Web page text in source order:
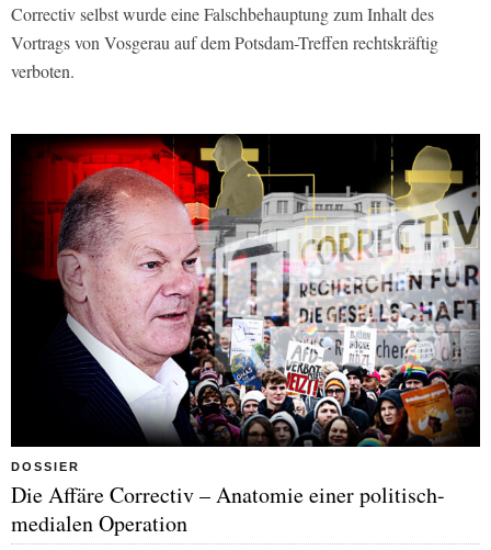
Correctiv selbst wurde eine Falschbehauptung zum Inhalt des
Vortrags von Vosgerau auf dem Potsdam-Treffen rechtskräftig
verboten.
DOSSIER
Die Affäre Correctiv – Anatomie einer politisch-
medialen Operation